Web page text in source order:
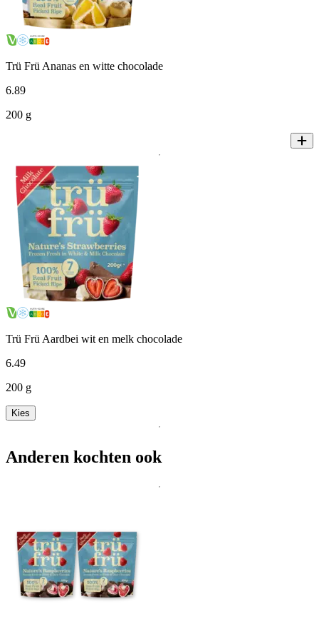
Trü Frü Ananas en witte chocolade
6.89
200 g
Trü Frü Aardbei wit en melk chocolade
6.49
200 g
Kies
Anderen kochten ook